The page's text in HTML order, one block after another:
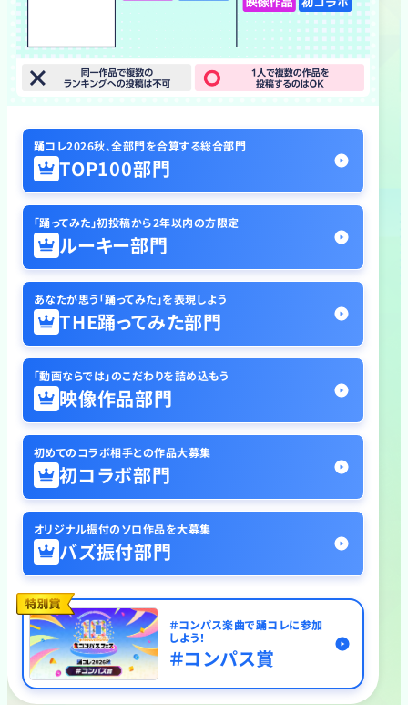
踊コレ2026秋、全部門を合算する総合部門
TOP100部門
「踊ってみた」初投稿から2年以内の方限定
ルーキー部門
あなたが思う「踊ってみた」を表現しよう
THE踊ってみた部門
「動画ならでは」のこだわりを詰め込もう
映像作品部門
初めてのコラボ相手との作品大募集
初コラボ部門
オリジナル振付のソロ作品を大募集
バズ振付部門
特別賞
＃コンパス楽曲で踊コレに参加
しよう！
＃コンパス賞